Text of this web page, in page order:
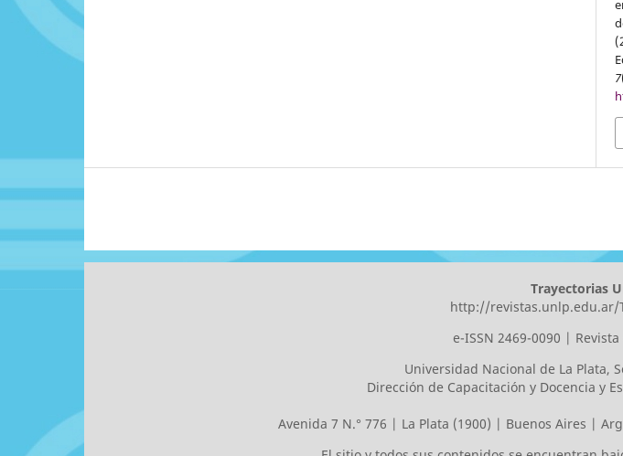
7
Trayectorias
http://revistas.unlp.edu.ar/
e-ISSN 2469-0090 |
Universidad Nacional de La Plata,
Dirección de Capacitación y Docencia y
Avenida 7 N.° 776 | La Plata (1900) | Buenos Aires |